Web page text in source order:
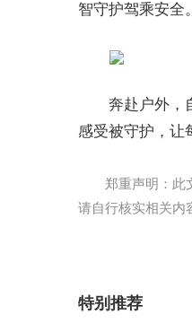
智守护驾乘安全。
奔赴户外，
感受被守护，让
郑重声明：此
请自行核实相关内
特别推荐